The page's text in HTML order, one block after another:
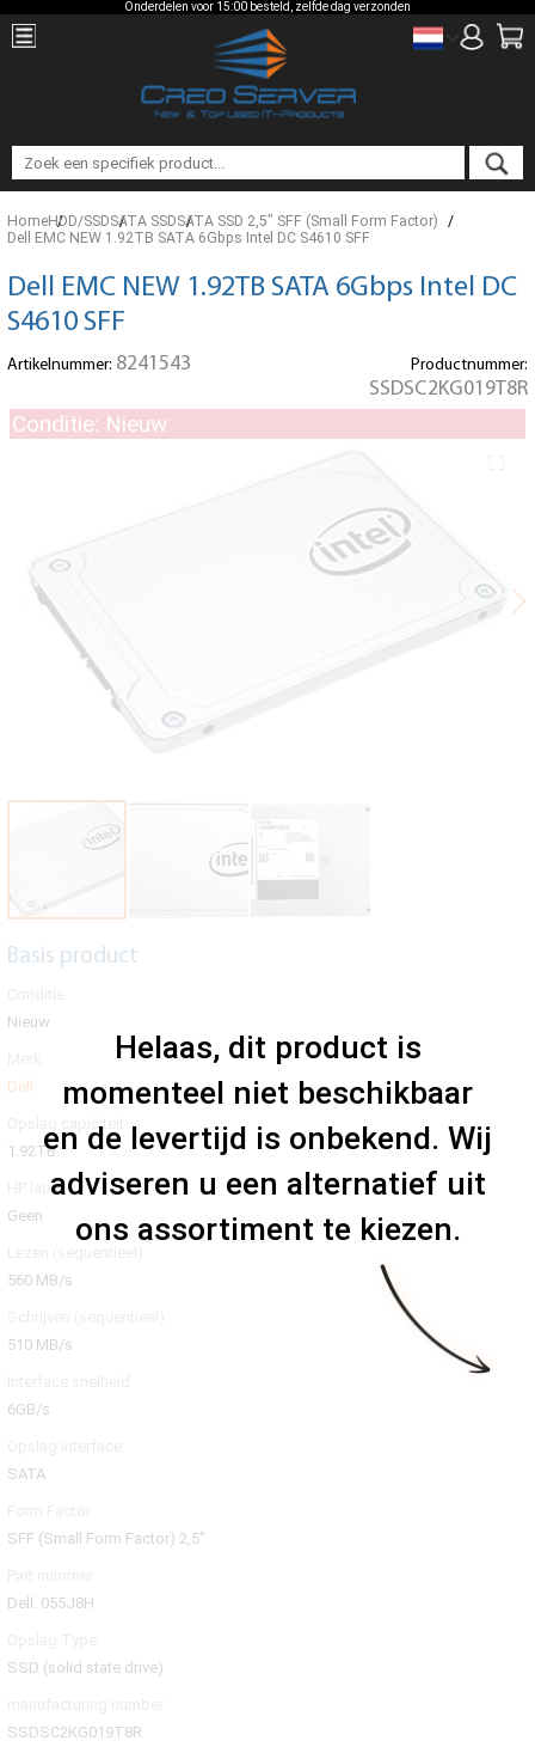
Onderdelen voor 15:00 besteld, zelfde dag verzonden
HomeHDD/SSDSATA SSDSATA SSD 2,5" SFF (Small Form Factor)
Dell EMC NEW 1.92TB SATA 6Gbps Intel DC S4610 SFF
Dell EMC NEW 1.92TB SATA 6Gbps Intel DC
S4610 SFF
Artikelnummer: 8241543 Productnummer:
SSDSC2KG019T8R
Conditie: Nieuw
Basis product
Nieuw
Dell
Opslag capiciteit
1.92TB
HP label
Geen
560 MB/s
510 MB/s
6GB/s
SATA
SFF (Small Form Factor) 2,5"
Dell: 055J8H
SSD (solid state drive)
SSDSC2KG019T8R
Helaas, dit product is
momenteel niet beschikbaar
en de levertijd is onbekend. Wij
adviseren u een alternatief uit
ons assortiment te kiezen.